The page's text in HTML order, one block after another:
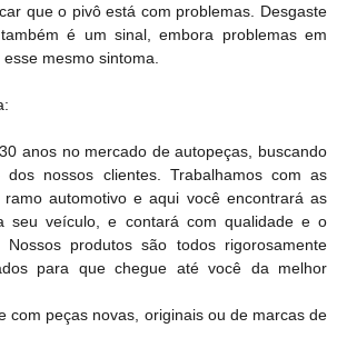
que o pivô está com problemas. Desgaste
é um sinal, embora problemas em
mesmo sintoma.
anos no mercado de autopeças, buscando
dos nossos clientes. Trabalhamos com as
automotivo e aqui você encontrará as
seu veículo, e contará com qualidade e o
Nossos produtos são todos rigorosamente
para que chegue até você da melhor
com peças novas, originais ou de marcas de